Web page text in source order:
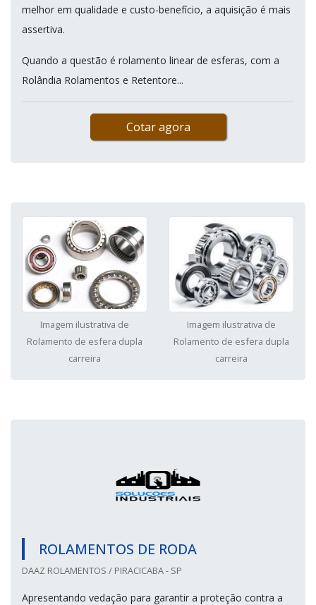
melhor em qualidade e custo-benefício, a aquisição é mais
assertiva.
Quando a questão é rolamento linear de esferas, com a
Rolândia Rolamentos e Retentore...
Cotar agora
Imagem ilustrativa de
Rolamento de esfera dupla
carreira
Imagem ilustrativa de
Rolamento de esfera dupla
carreira
ROLAMENTOS DE RODA
DAAZ ROLAMENTOS / PIRACICABA - SP
Apresentando vedação para garantir a proteção contra a